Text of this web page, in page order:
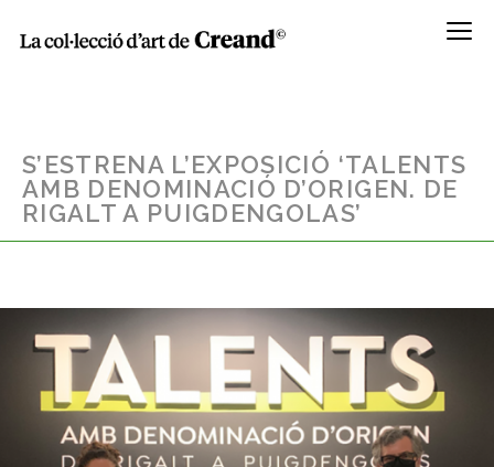
Menú
S’ESTRENA L’EXPOSICIÓ ‘TALENTS
AMB DENOMINACIÓ D’ORIGEN. DE
RIGALT A PUIGDENGOLAS’